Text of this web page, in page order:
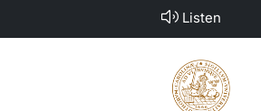
Listen